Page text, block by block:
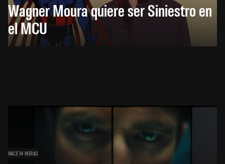
Wagner Moura quiere ser Siniestro en
el MCU
HACE 14 HORAS